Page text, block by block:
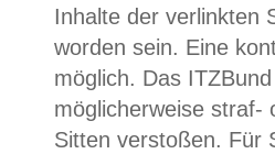
Inhalte der verlinkten
worden sein. Eine
möglich. Das
möglicherweise straf-
Sitten verstoßen. Für